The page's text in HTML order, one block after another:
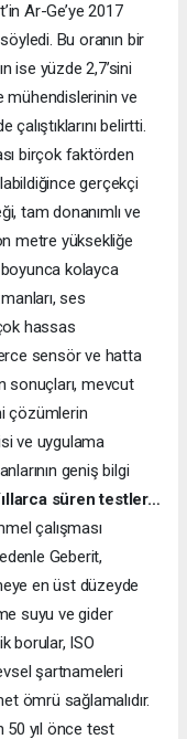
Ar-Ge’ye 2017
söyledi. Bu oranın bir
ise yüzde 2,7’sini
mühendislerinin ve
belirtti.
birçok faktörden
gerçekçi
tam donanımlı ve
metre yüksekliğe
boyunca kolayca
ses
hassas
sensör ve hatta
sonuçları, mevcut
çözümlerin
ve uygulama
geniş bilgi
süren testler…
çalışması
Geberit,
en üst düzeyde
suyu ve gider
borular, ISO
şartnameleri
ömrü sağlamalıdır.
50 yıl önce test